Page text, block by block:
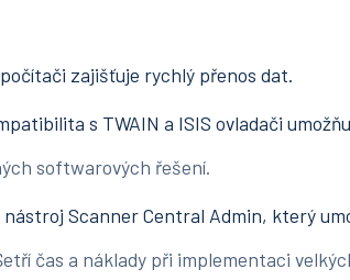
zajišťuje rychlý přenos dat.
s TWAIN a ISIS ovladači
softwarových řešení.
nástroj Scanner Central Admin, který
čas a náklady při implementaci